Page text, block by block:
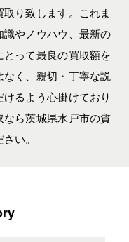
り致します。これま
やノウハウ、最新の
って最良の買取額を
く、親切・丁寧な説
るよう心掛けており
ら茨城県水戸市の質
い。